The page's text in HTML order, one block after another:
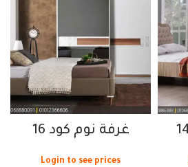
غرفة نوم كود 16
Login to see prices